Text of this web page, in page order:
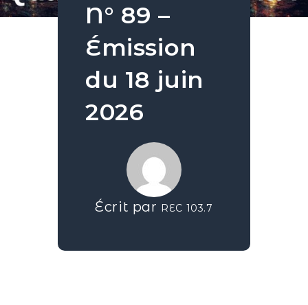
N° 89 –
Émission
du 18 juin
2026
Écrit par REC 103.7